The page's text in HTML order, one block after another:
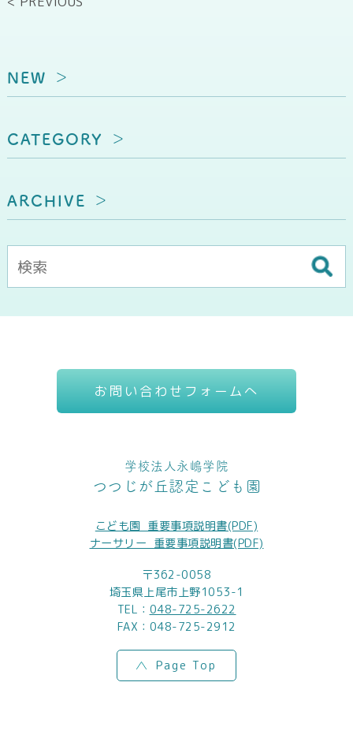
NEW
CATEGORY
ARCHIVE
お問い合わせフォームへ
学校法人永嶋学院
つつじが丘認定こども園
こども園_重要事項説明書(PDF)
ナーサリー_重要事項説明書(PDF)
〒362-0058
埼玉県上尾市上野1053-1
TEL： 048-725-2622
FAX：048-725-2912
Page Top